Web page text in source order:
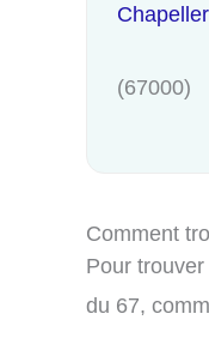
(67000)
Comment
Pour
du 67,